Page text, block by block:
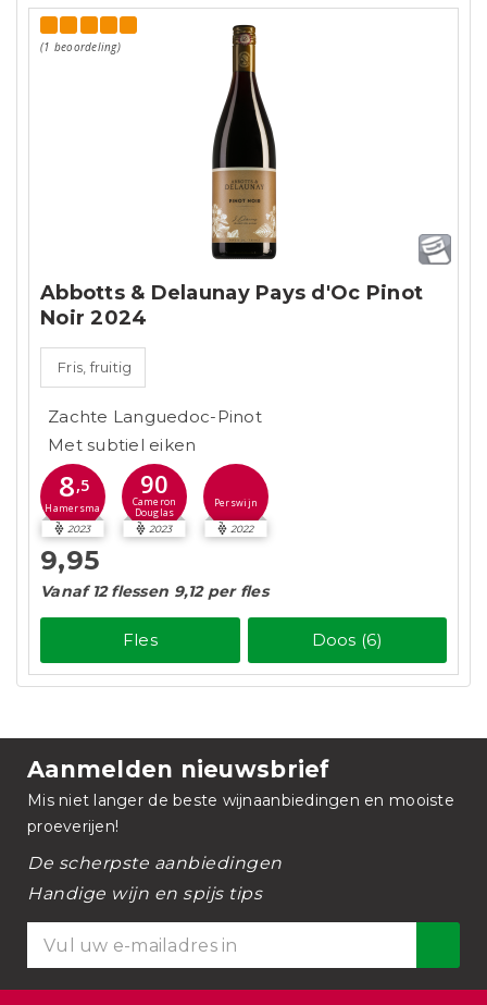
(1 beoordeling)
Abbotts & Delaunay Pays d'Oc Pinot
Noir 2024
Fris, fruitig
Zachte Languedoc-Pinot
Met subtiel eiken
8,5
Hamersma
2023
90
Cameron
Douglas
2023
Perswijn
2022
9,95
Vanaf 12 flessen 9,12 per fles
Fles Doos (6)
Aanmelden nieuwsbrief
Mis niet langer de beste wijnaanbiedingen en mooiste
proeverijen!
De scherpste aanbiedingen
Handige wijn en spijs tips